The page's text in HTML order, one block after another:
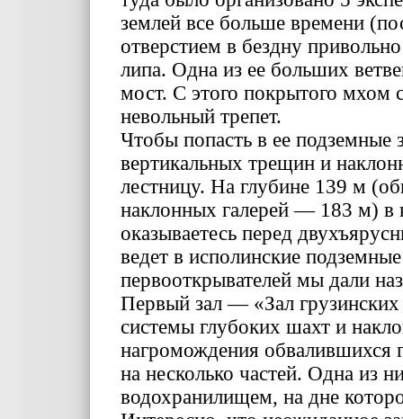
землей все больше времени
отверстием в бездну
липа. Одна из ее больших
мост. С этого покрытого мхом
невольный трепет.
Чтобы попасть в ее
вертикальных трещин и
лестницу. На глубине 139 м
наклонных галерей — 183 м) в
оказываетесь перед
ведет в исполинские
первооткрывателей мы дали
Первый зал — «Зал
системы глубоких шахт и
нагромождения обвалившихся
на несколько частей. Одна из
водохранилищем, на дне